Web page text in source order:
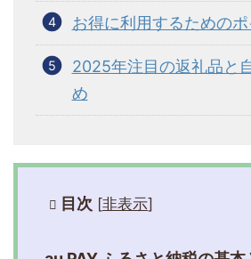
お得に利用するための
2025年注目の返礼品と
め
目次 [非表示]